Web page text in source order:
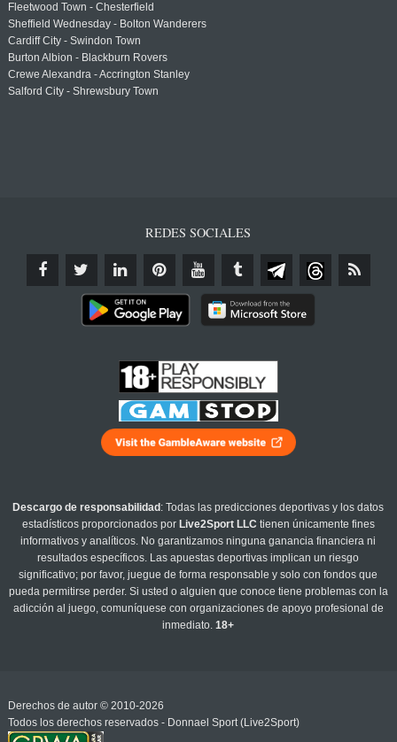
Fleetwood Town - Chesterfield
Sheffield Wednesday - Bolton Wanderers
Cardiff City - Swindon Town
Burton Albion - Blackburn Rovers
Crewe Alexandra - Accrington Stanley
Salford City - Shrewsbury Town
REDES SOCIALES
Descargo de responsabilidad : Todas las predicciones deportivas y los datos
estadísticos proporcionados por Live2Sport LLC tienen únicamente fines
informativos y analíticos. No garantizamos ninguna ganancia financiera ni
resultados específicos. Las apuestas deportivas implican un riesgo
significativo; por favor, juegue de forma responsable y solo con fondos que
pueda permitirse perder. Si usted o alguien que conoce tiene problemas con la
adicción al juego, comuníquese con organizaciones de apoyo profesional de
inmediato.18+
Derechos de autor © 2010-2026
Todos los derechos reservados - Donnael Sport (Live2Sport)